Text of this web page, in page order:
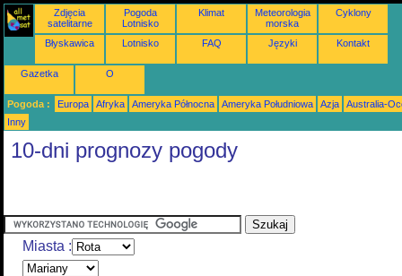
Zdjęcia
satelitarne
Pogoda
Lotnisko
Klimat
Meteorologia
morska
Cyklony
Błyskawica Lotnisko FAQ Języki Kontakt
Gazetka O
Pogoda : Europa Afryka Ameryka Północna Ameryka Południowa Azja
Australia-
Inny
10-dni prognozy pogody
Miasta :